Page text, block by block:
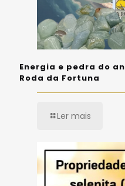
Energia e pedra do
Roda da Fortuna
Ler mais